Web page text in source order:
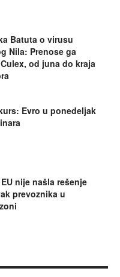
Batuta o virusu
Nila: Prenose ga
od juna do kraja
Evro u ponedeljak
nije našla rešenje
prevoznika u